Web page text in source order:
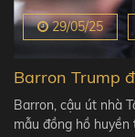
29/05/25
Barron Trump
Barron, cậu út nhà
mẫu đồng hồ huyền